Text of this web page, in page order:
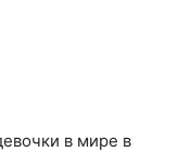
в мире в